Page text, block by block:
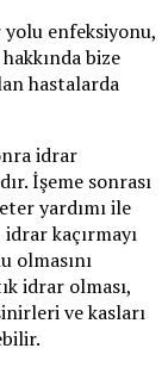
enfeksiyonu,
bize
hastalarda
idrar
İşeme sonrası
yardımı ile
kaçırmayı
olmasını
idrar olması,
ve kasları